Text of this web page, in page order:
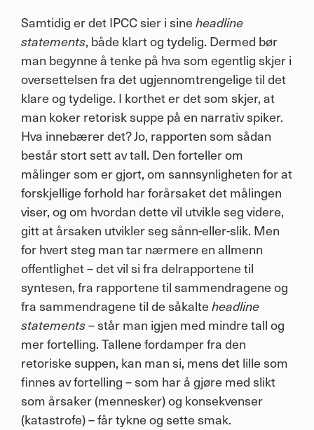
Samtidig er detIPCCsier i sine headline
statements, både klart og tydelig. Dermed bør
man begynne å tenke på hva som egentlig skjer i
oversettelsen fra det ugjennomtrengelige til det
klare og tydelige. I korthet er det som skjer, at
man koker retorisk suppe på en narrativ spiker.
Hva innebærer det? Jo, rapporten som sådan
består stort sett av tall. Den forteller om
målinger som er gjort, om sannsynligheten for at
forskjellige forhold har forårsaket det målingen
viser, og om hvordan dette vil utvikle seg videre,
gitt at årsaken utvikler seg sånn-eller-slik. Men
for hvert steg man tar nærmere en allmenn
offentlighet – det vil si fra delrapportene til
syntesen, fra rapportene til sammendragene og
fra sammendragene til de såkalte headline
statements– står man igjen med mindre tall og
mer fortelling. Tallene fordamper fra den
retoriske suppen, kan man si, mens det lille som
finnes av fortelling – som har å gjøre med slikt
som årsaker (mennesker) og konsekvenser
(katastrofe) – får tykne og sette smak.